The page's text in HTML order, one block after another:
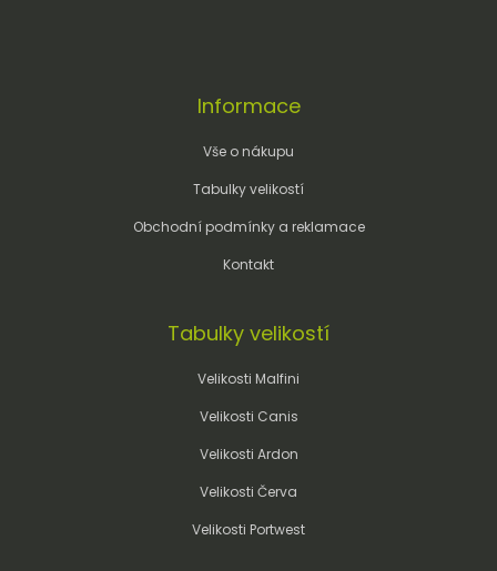
Informace
Vše o nákupu
Tabulky velikostí
Obchodní podmínky a reklamace
Kontakt
Tabulky velikostí
Velikosti Malfini
Velikosti Canis
Velikosti Ardon
Velikosti Červa
Velikosti Portwest